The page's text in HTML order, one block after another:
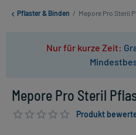
Pflaster & Binden / Mepore Pro Steril
Nur für kurze Zeit:
Mepore Pro Steril
Produkt